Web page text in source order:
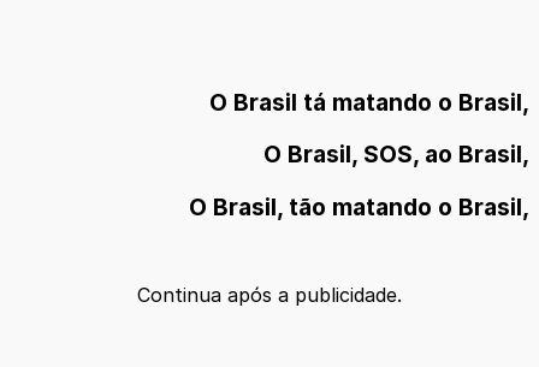
O Brasil tá matando o Brasil,
O Brasil, SOS, ao Brasil,
O Brasil, tão matando o Brasil,
Continua após a publicidade.